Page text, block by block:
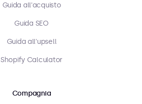
Guida all'acquisto
Guida SEO
Guida all'upsell
Shopify Calculator
Compagnia